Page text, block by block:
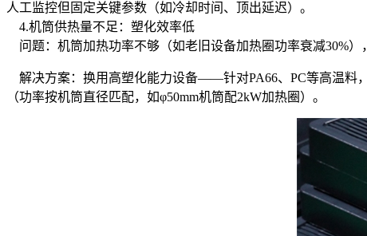
人工监控但固定关键参数（如冷却时间、顶出延迟）。
4.机筒供热量不足：塑化效率低
问题：机筒加热功率不够（如老旧设备加热圈功率衰减30%）
解决方案：换用高塑化能力设备——针对PA66、PC等高温料
（功率按机筒直径匹配，如φ50mm机筒配2kW加热圈）。